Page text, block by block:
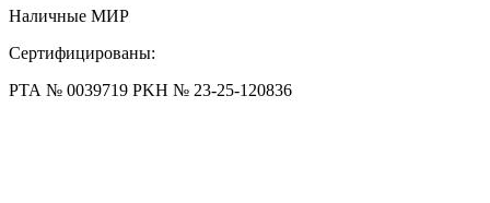
Наличные МИР
Сертифицированы:
РТА № 0039719 РKН № 23-25-120836